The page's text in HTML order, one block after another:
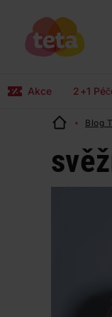
Akce 2+1
Blog